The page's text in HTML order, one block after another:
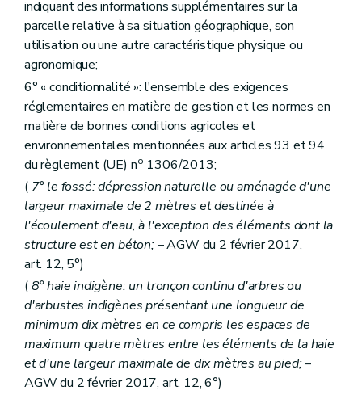
indiquant des informations supplémentaires sur la
parcelle relative à sa situation géographique, son
utilisation ou une autre caractéristique physique ou
agronomique;
6° « conditionnalité »: l'ensemble des exigences
réglementaires en matière de gestion et les normes en
matière de bonnes conditions agricoles et
environnementales mentionnées aux articles 93 et 94
du règlement (UE) no 1306/2013;
( 7° le fossé: dépression naturelle ou aménagée d'une
largeur maximale de 2 mètres et destinée à
l'écoulement d'eau, à l'exception des éléments dont la
structure est en béton;– AGW du 2 février 2017,
art. 12, 5°)
(8° haie indigène: un tronçon continu d'arbres ou
d'arbustes indigènes présentant une longueur de
minimum dix mètres en ce compris les espaces de
maximum quatre mètres entre les éléments de la haie
et d'une largeur maximale de dix mètres au pied;–
AGW du 2 février 2017, art. 12, 6°)